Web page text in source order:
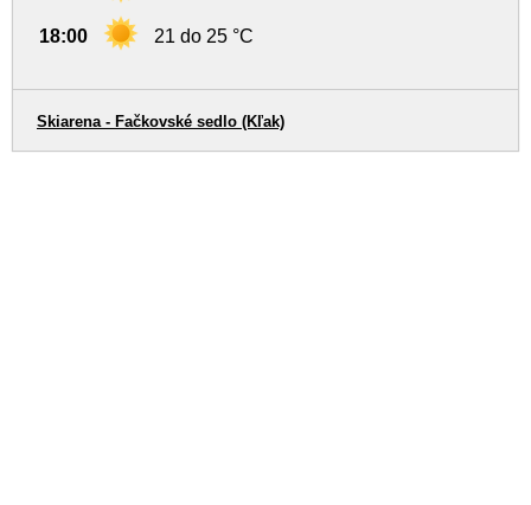
18:00 21 do 25 °C
Skiarena - Fačkovské sedlo (Kľak)